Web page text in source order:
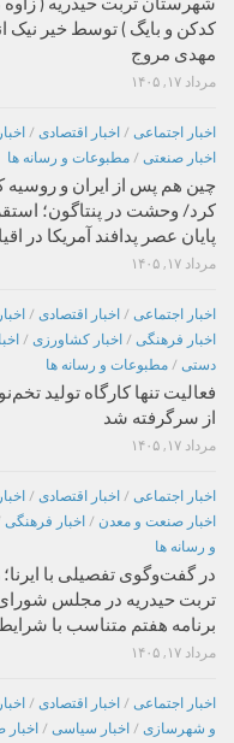
کدکن و بایگ ) توسط خیر نیک
مهدی مروج
مرداد ۱۷, ۱۴۰۵
اخبار اجتماعی / اخبار اقتصادی /
اخبار صنعتی / مطبوعات و رسانه ها
چین هم پس از ایران و
پایان عصر پدافند آمریکا در
مرداد ۱۷, ۱۴۰۵
اخبار اجتماعی / اخبار اقتصادی /
اخبار فرهنگی / اخبار کشاورزی /
دستی / مطبوعات و رسانه ها
فعالیت تنها کارگاه تولید
از سرگرفته شد
مرداد ۱۷, ۱۴۰۵
اخبار اجتماعی / اخبار اقتصادی /
اخبار صنعت و معدن / اخبار فرهنگی
و رسانه ها
در گفت‌وگوی تفصیلی با ایرنا؛
برنامه هفتم متناسب با
مرداد ۱۷, ۱۴۰۵
اخبار اجتماعی / اخبار اقتصادی /
و شهرسازی / اخبار سیاسی /